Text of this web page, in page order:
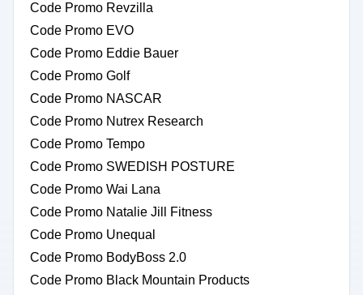
Code Promo Revzilla
Code Promo EVO
Code Promo Eddie Bauer
Code Promo Golf
Code Promo NASCAR
Code Promo Nutrex Research
Code Promo Tempo
Code Promo SWEDISH POSTURE
Code Promo Wai Lana
Code Promo Natalie Jill Fitness
Code Promo Unequal
Code Promo BodyBoss 2.0
Code Promo Black Mountain Products